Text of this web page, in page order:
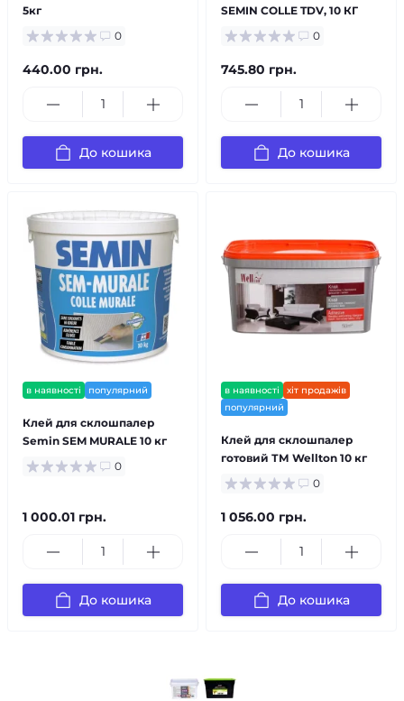
5кг
0
440.00 грн.
До кошика
SEMIN COLLE TDV, 10 КГ
0
745.80 грн.
До кошика
в наявності популярний
Клей для склошпалер
Semin SEM MURALE 10 кг
0
1 000.01 грн.
До кошика
в наявності
хіт продажів
популярний
Клей для склошпалер
готовий ТМ Wellton 10 кг
0
1 056.00 грн.
До кошика